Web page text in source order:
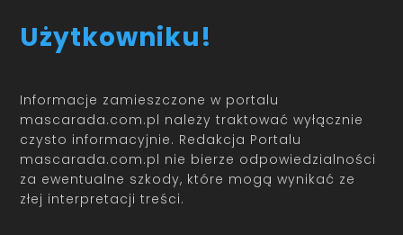
Użytkowniku!
Informacje zamieszczone w portalu
mascarada.com.pl należy traktować wyłącznie
czysto informacyjnie. Redakcja Portalu
mascarada.com.pl nie bierze odpowiedzialności
za ewentualne szkody, które mogą wynikać ze
złej interpretacji treści.